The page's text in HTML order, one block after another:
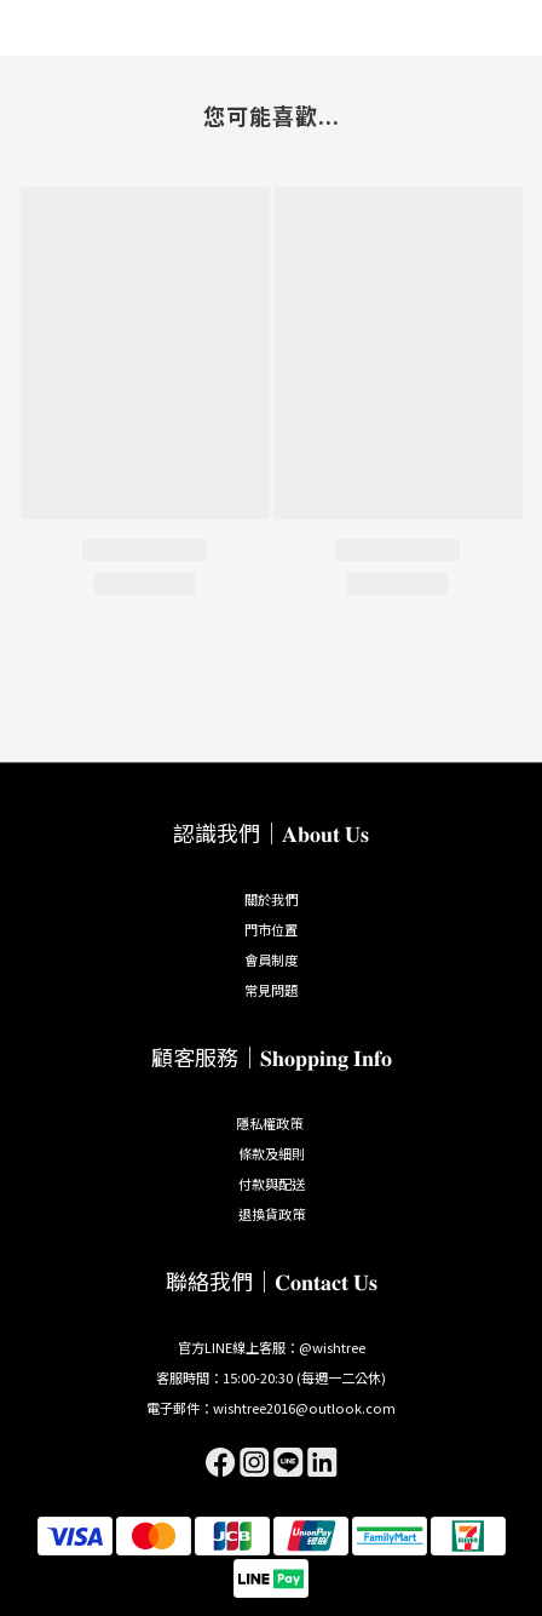
您可能喜歡...
認識我們｜𝐀𝐛𝐨𝐮𝐭 𝐔𝐬
關於我們
門市位置
會員制度
常見問題
顧客服務｜𝐒𝐡𝐨𝐩𝐩𝐢𝐧𝐠 𝐈𝐧𝐟𝐨
隱私權政策
條款及細則
付款與配送
退換貨政策
聯絡我們｜𝐂𝐨𝐧𝐭𝐚𝐜𝐭 𝐔𝐬
官方LINE線上客服：@wishtree
客服時間：15:00-20:30 (每週一二公休)
電子郵件：wishtree2016@outlook.com